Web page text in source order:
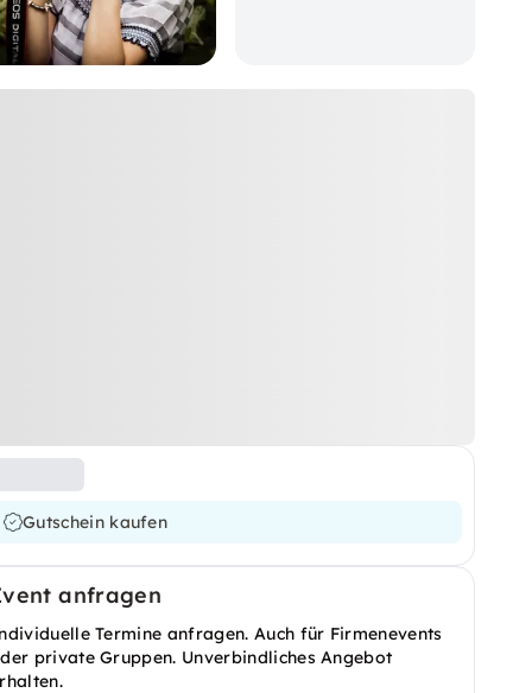
Gutschein kaufen
anfragen
Termine anfragen. Auch für Firmenevents
private Gruppen. Unverbindliches Angebot